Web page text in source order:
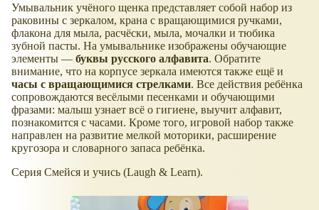
Умывальник учёного щенка представляет собой набор из
раковины с зеркалом, крана с вращающимися ручками,
флакона для мыла, расчёски, мыла, мочалки и тюбика
зубной пасты. На умывальнике изображены обучающие
элементы — буквы русского алфавита. Обратите
внимание, что на корпусе зеркала имеются также ещё и
часы с вращающимися стрелками. Все действия ребёнка
сопровождаются весёлыми песенками и обучающими
фразами: малыш узнает всё о гигиене, выучит алфавит,
познакомится с часами. Кроме того, игровой набор также
направлен на развитие мелкой моторики, расширение
кругозора и словарного запаса ребёнка.
Серия Смейся и учись (Laugh & Learn).